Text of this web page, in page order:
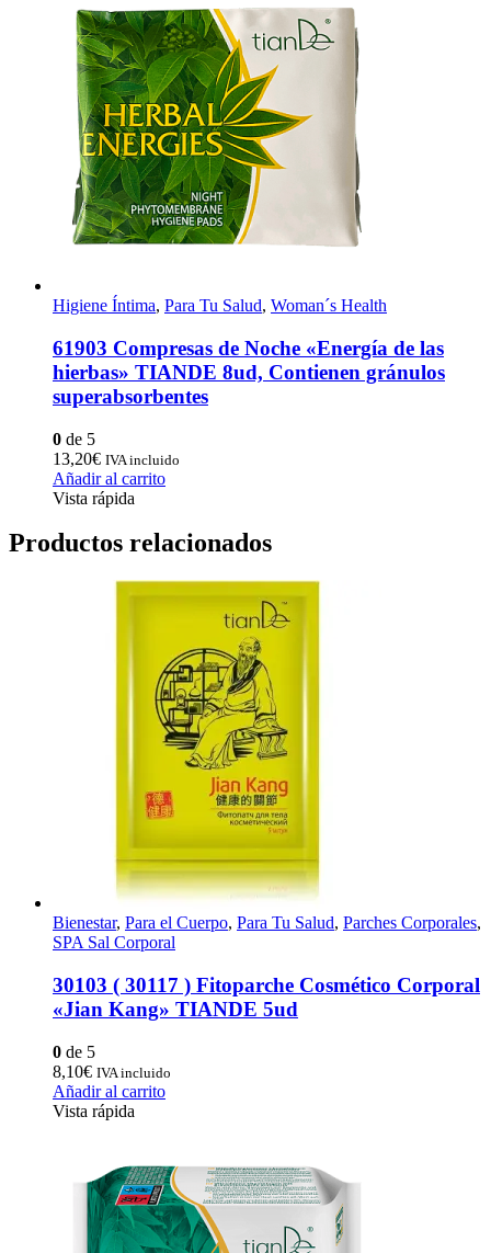
Higiene Íntima, Para Tu Salud, Woman´s Health
61903 Compresas de Noche «Energía de las
hierbas» TIANDE 8ud, Contienen gránulos
superabsorbentes
0 de 5
13,20€ IVA incluido
Añadir al carrito
Vista rápida
Productos relacionados
Bienestar, Para el Cuerpo, Para Tu Salud, Parches Corporales,
SPA Sal Corporal
30103 ( 30117 ) Fitoparche Cosmético Corporal
«Jian Kang» TIANDE 5ud
0 de 5
8,10€ IVA incluido
Añadir al carrito
Vista rápida